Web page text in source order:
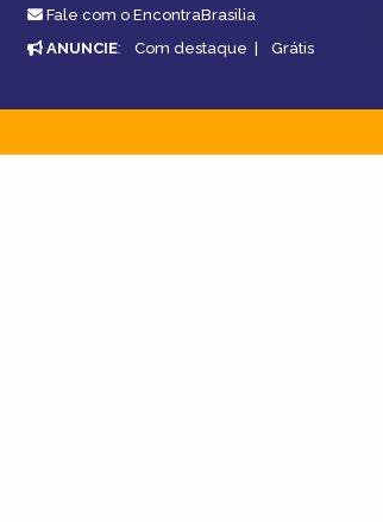
Fale com o EncontraBrasilia
ANUNCIE: Com destaque | Grátis